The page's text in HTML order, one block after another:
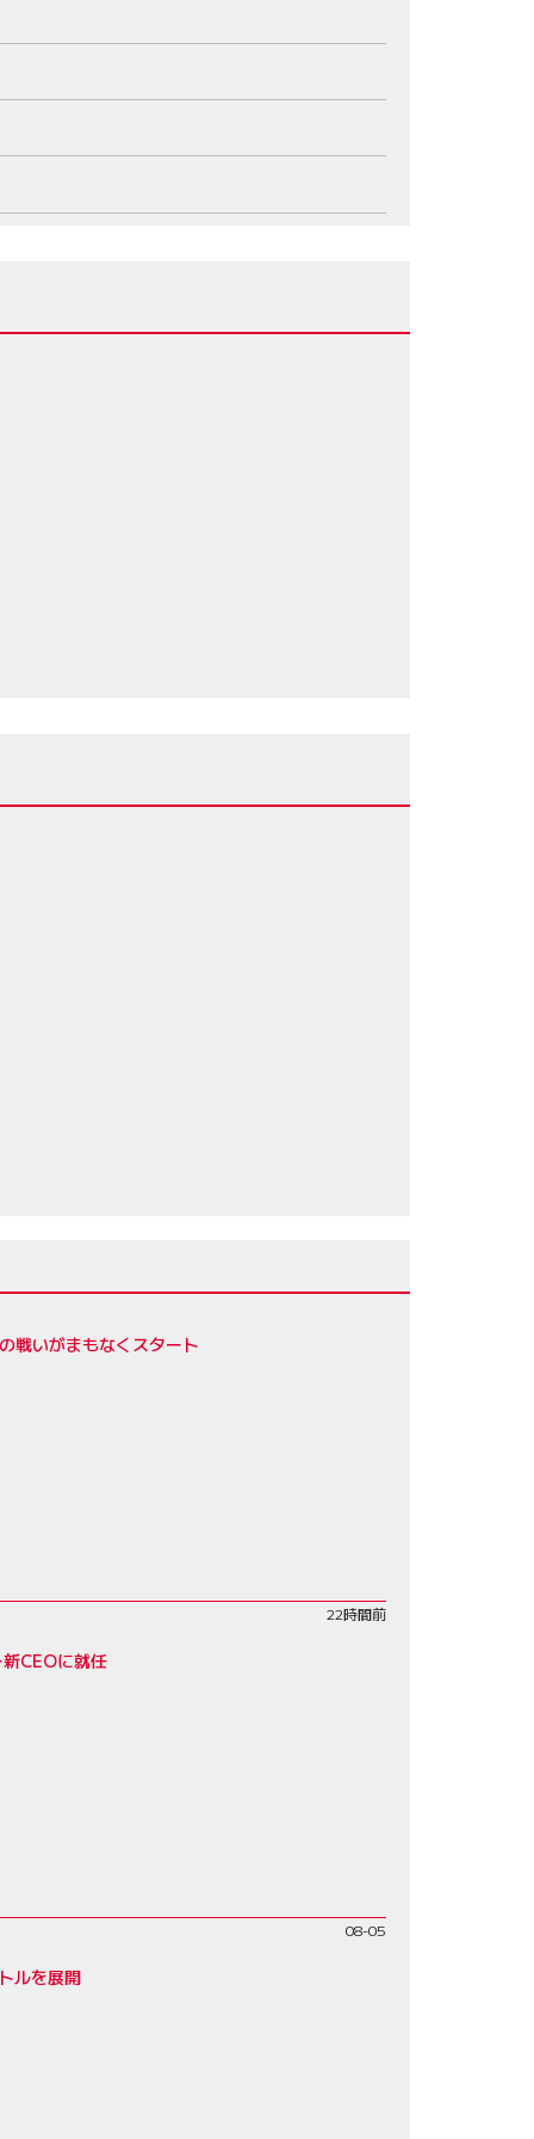
戦いがまもなくスタート
22時間前
CEOに就任
08-05
ルを展開